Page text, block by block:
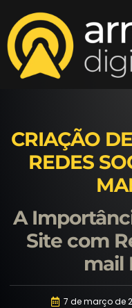
CRIAÇÃO
REDES
A
Site com
mail
7 de março de